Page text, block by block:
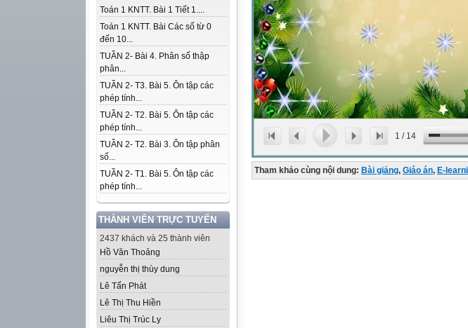
Toán 1 KNTT. Bài 1 Tiết 1....
Toán 1 KNTT. Bài Các số từ 0
đến 10...
TUẦN 2- Bài 4. Phân số thập
phân...
TUẦN 2- T3. Bài 5. Ôn tập các
phép tính...
TUẦN 2- T2. Bài 5. Ôn tập các
phép tính...
TUẦN 2- T2. Bài 3. Ôn tập phân
số...
TUẦN 2- T1. Bài 5. Ôn tập các
phép tính...
THÀNH VIÊN TRỰC TUYẾN
2437 khách và 25 thành viên
Hồ Văn Thoảng
nguyễn thị thùy dung
Lê Tấn Phát
Lê Thị Thu Hiền
Liêu Thị Trúc Ly
1 / 14
Tham khảo cùng nội dung: Bài giảng, Giáo án, E-